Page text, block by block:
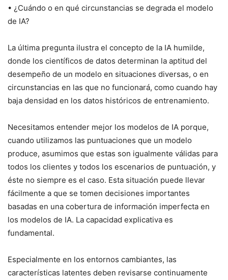
• ¿Cuándo o en qué circunstancias se degrada el modelo
de IA?
La última pregunta ilustra el concepto de la IA humilde,
donde los científicos de datos determinan la aptitud del
desempeño de un modelo en situaciones diversas, o en
circunstancias en las que no funcionará, como cuando hay
baja densidad en los datos históricos de entrenamiento.
Necesitamos entender mejor los modelos de IA porque,
cuando utilizamos las puntuaciones que un modelo
produce, asumimos que estas son igualmente válidas para
todos los clientes y todos los escenarios de puntuación, y
éste no siempre es el caso. Esta situación puede llevar
fácilmente a que se tomen decisiones importantes
basadas en una cobertura de información imperfecta en
los modelos de IA. La capacidad explicativa es
fundamental.
Especialmente en los entornos cambiantes, las
características latentes deben revisarse continuamente